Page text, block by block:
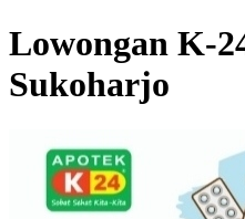
Lowongan K-
Sukoharjo